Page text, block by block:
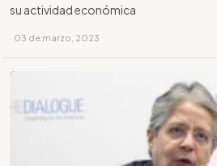
su actividad económica
· 03 de marzo, 2023